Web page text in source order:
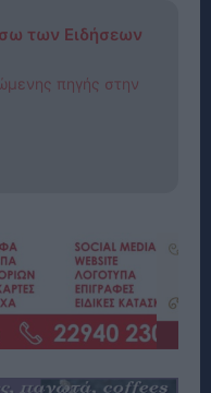
των Ειδήσεων
πηγής στην